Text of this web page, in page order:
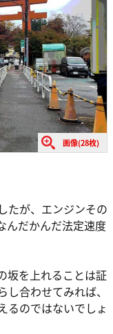
画像(28枚)
たが、エンジンその
んだかんだ法定速度
坂を上れることは証
合わせてみれば、
るのではないでしょ